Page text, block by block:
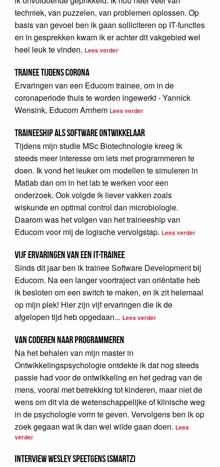
techniek, van puzzelen, van problemen oplossen. Op
basis van gevoel ben ik gaan solliciteren op IT-functies
en in gesprekken kwam ik er achter dit vakgebied wel
heel leuk te vinden. Lees verder
Trainee tijdens Corona
Ervaringen van een Educom trainee, om in de
coronaperiode thuis te worden ingewerkt - Yannick
Wensink, Educom Arnhem Lees verder
Traineeship als software ontwikkelaar
Tijdens mijn studie MSc Biotechnologie kreeg ik
steeds meer interesse om iets met programmeren te
doen. Ik vond het leuker om modellen te simuleren in
Matlab dan om in het lab te werken voor een
onderzoek. Ook volgde ik liever vakken zoals
wiskunde en optimal control dan microbiologie.
Daarom was het volgen van het traineeship van
Educom voor mij de logische vervolgstap. Lees verder
Vijf ervaringen van een IT-Trainee
Sinds dit jaar ben ik trainee Software Development bij
Educom. Na een langer voortraject van oriëntatie heb
ik besloten om een switch te maken, en ik zit helemaal
op mijn plek! Hier zijn vijf ervaringen die ik de
afgelopen tijd heb opgedaan... Lees verder
Van coderen naar programmeren
Na het behalen van mijn master in
Ontwikkelingspsychologie ontdekte ik dat nog steeds
passie had voor de ontwikkeling en het gedrag van de
mens, vooral met betrekking tot kinderen, maar niet de
wens om dit via de wetenschappelijke of klinische weg
in de psychologie vorm te geven. Vervolgens ben ik op
zoek gegaan wat ik dan wel wilde gaan doen. Lees
verder
Interview Wesley Speetgens (SMARTZ)